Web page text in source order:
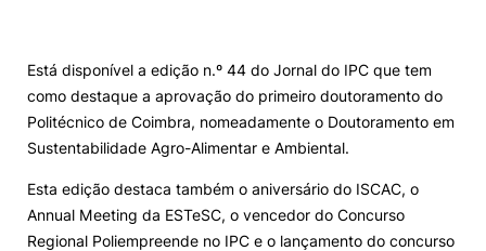
Ação Social
Projetos PRR
Está disponível a edição n.º 44 do Jornal do IPC que tem
como destaque a aprovação do primeiro doutoramento do
Politécnico de Coimbra, nomeadamente o Doutoramento em
Sustentabilidade Agro-Alimentar e Ambiental.
Esta edição destaca também o aniversário do ISCAC, o
Annual Meeting da ESTeSC, o vencedor do Concurso
Regional Poliempreende no IPC e o lançamento do concurso